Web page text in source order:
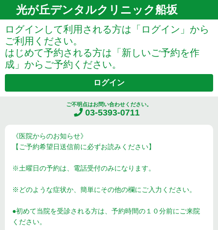
光が丘デンタルクリニック船坂
ご不明点はお問い合わせください。
03-5393-0711
ログインして利用される方は「ログイン」から
ご利用ください。
はじめて予約される方は「新しいご予約を作
成」からご予約ください。
ログイン
《医院からのお知らせ》
【ご予約希望日送信前に必ずお読みください】
※土曜日の予約は、電話受付のみになります。
※どのような症状か、簡単にその他の欄にご入力ください。
●初めて当院を受診される方は、予約時間の１０分前にご来院
ください。